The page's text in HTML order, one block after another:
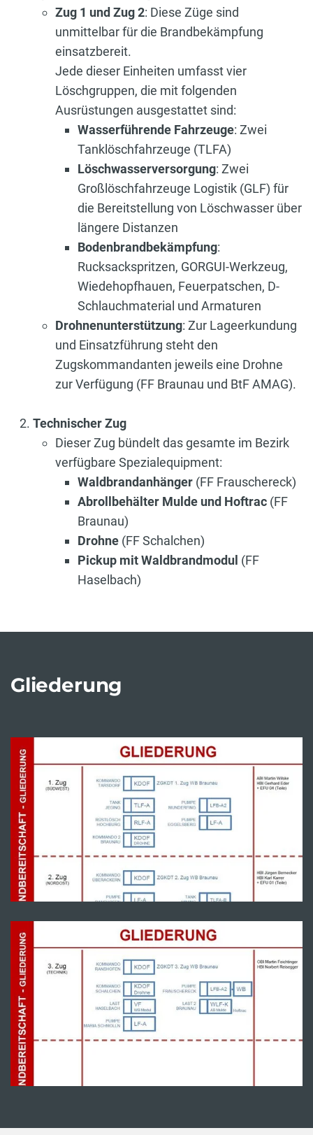
Zug 1 und Zug 2: Diese Züge sind
unmittelbar für die Brandbekämpfung
einsatzbereit.
Jede dieser Einheiten umfasst vier
Löschgruppen, die mit folgenden
Ausrüstungen ausgestattet sind:
Wasserführende Fahrzeuge: Zwei
Tanklöschfahrzeuge (TLFA)
Löschwasserversorgung: Zwei
Großlöschfahrzeuge Logistik (GLF) für
die Bereitstellung von Löschwasser über
längere Distanzen
Bodenbrandbekämpfung:
Rucksackspritzen, GORGUI-Werkzeug,
Wiedehopfhauen, Feuerpatschen, D-
Schlauchmaterial und Armaturen
Drohnenunterstützung: Zur Lageerkundung
und Einsatzführung steht den
Zugskommandanten jeweils eine Drohne
zur Verfügung (FF Braunau und BtF AMAG).
Technischer Zug
Dieser Zug bündelt das gesamte im Bezirk
verfügbare Spezialequipment:
Waldbrandanhänger (FF Frauschereck)
Abrollbehälter Mulde und Hoftrac (FF
Braunau)
Drohne (FF Schalchen)
Pickup mit Waldbrandmodul (FF
Haselbach)
Gliederung